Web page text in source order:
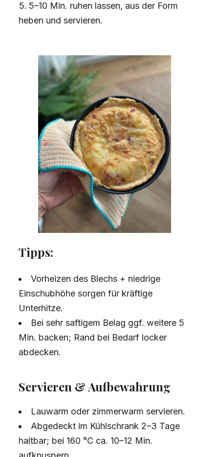
5–10 Min. ruhen lassen, aus der Form
heben und servieren.
Tipps:
Vorheizen des Blechs + niedrige
Einschubhöhe sorgen für kräftige
Unterhitze.
Bei sehr saftigem Belag ggf. weitere 5
Min. backen; Rand bei Bedarf locker
abdecken.
Servieren & Aufbewahrung
Lauwarm oder zimmerwarm servieren.
Abgedeckt im Kühlschrank 2–3 Tage
haltbar; bei 160 °C ca. 10–12 Min.